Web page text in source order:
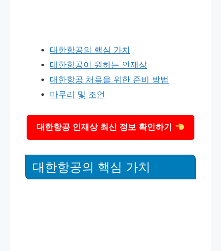
대한항공의 핵심 가치
대한항공이 원하는 인재상
대한항공 채용을 위한 준비 방법
마무리 및 조언
대한항공 인재상 최신 정보 확인하기
대한항공의 핵심 가치